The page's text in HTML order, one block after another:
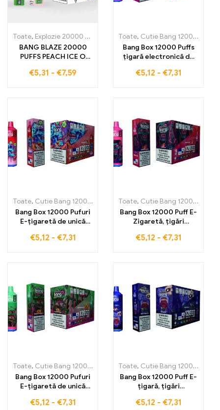
Toate, Explozie 20000 Pufuri
Țigarete electronice de unică
BANG BLAZE 20000
PUFFS PEACH ICE O
unică folosință care vă
€5,31 - €7,59
Toate, Cutie Bang 12000 Pufuri
Bang Box 12000 Puffs
țigară electronică de
răcoritor de Raspberry
proaspăt în orice
situație
€5,12 - €7,31
Toate, Cutie Bang 12000 Pufuri
Țigarete electronice de unică
Bang Box 12000 Pufuri
E-țigaretă de unică
electronice de înaltă
plăcere pură – Perfect
pentru inhalare
prelungită în orice
situație
€5,12 - €7,31
Toate, Cutie Bang 12000 Pufuri
Bang Box 12000 Puff E-
Zigaretă, țigări
calitate cu gust
€5,12 - €7,31
Toate, Cutie Bang 12000 Pufuri
Țigarete electronice de unică
Bang Box 12000 Pufuri
E-țigaretă de unică
electronice de înaltă
€5,12 - €7,31
Toate, Cutie Bang 12000 Pufuri
Bang Box 12000 Puff E-
țigară, țigări
folosință de înaltă
€5,12 - €7,31